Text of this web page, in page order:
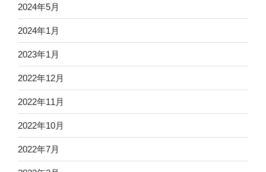
2024年5月
2024年1月
2023年1月
2022年12月
2022年11月
2022年10月
2022年7月